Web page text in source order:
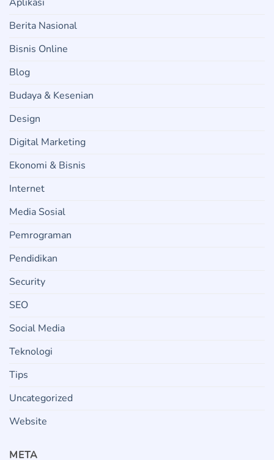
Berita Nasional
Bisnis Online
Blog
Budaya & Kesenian
Design
Digital Marketing
Ekonomi & Bisnis
Internet
Media Sosial
Pemrograman
Pendidikan
Security
SEO
Social Media
Teknologi
Tips
Uncategorized
Website
META